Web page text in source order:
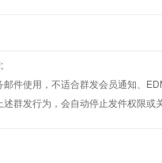
件使用，不适合群发会员通知、
群发行为，会自动停止发件权限或